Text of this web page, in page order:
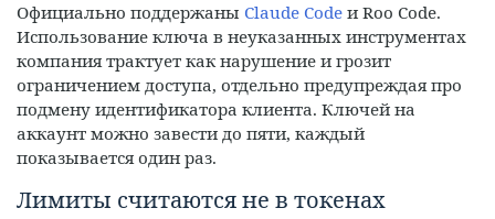
Официально поддержаны Claude Code и Roo Code.
Использование ключа в неуказанных инструментах
компания трактует как нарушение и грозит
ограничением доступа, отдельно предупреждая про
подмену идентификатора клиента. Ключей на
аккаунт можно завести до пяти, каждый
показывается один раз.
Лимиты считаются не в токенах